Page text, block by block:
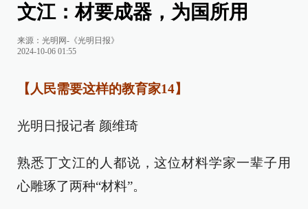
文江：材要成器，为国所用
来源： 光明网-《光明日报》
2024-10-06 01:55
【人民需要这样的教育家14】
光明日报记者 颜维琦
熟悉丁文江的人都说，这位材料学家一辈子用
心雕琢了两种“材料”。